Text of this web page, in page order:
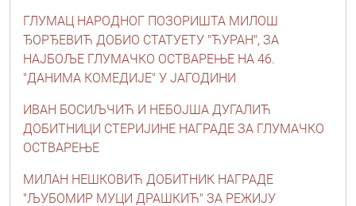
ГЛУМАЦ НАРОДНОГ ПОЗОРИШТА МИЛОШ
ЂОРЂЕВИЋ ДОБИО СТАТУЕТУ "ЋУРАН", ЗА
НАЈБОЉЕ ГЛУМАЧКО ОСТВАРЕЊЕ НА 46.
"ДАНИМА КОМЕДИЈЕ" У ЈАГОДИНИ
ИВАН БОСИЉЧИЋ И НЕБОЈША ДУГАЛИЋ
ДОБИТНИЦИ СТЕРИЈИНЕ НАГРАДЕ ЗА ГЛУМАЧКО
ОСТВАРЕЊЕ
МИЛАН НЕШКОВИЋ ДОБИТНИК НАГРАДЕ
"ЉУБОМИР МУЦИ ДРАШКИЋ" ЗА РЕЖИЈУ